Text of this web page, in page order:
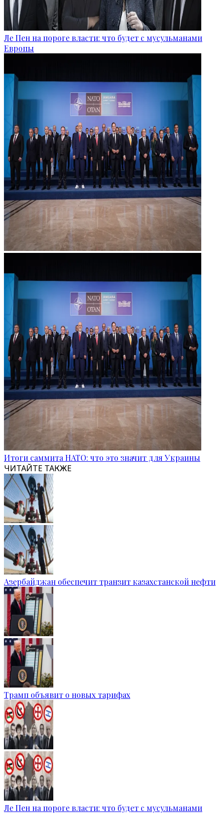
Ле Пен на пороге власти: что будет с мусульманами
Европы
Итоги саммита НАТО: что это значит для Украины
ЧИТАЙТЕ ТАКЖЕ
Азербайджан обеспечит транзит казахстанской нефти
Трамп объявит о новых тарифах
Ле Пен на пороге власти: что будет с мусульманами